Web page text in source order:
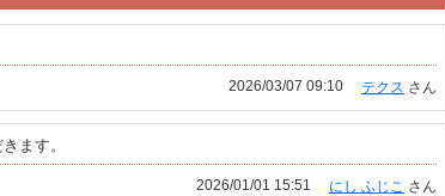
テクス さん
2026/03/07 09:10
ます。
にし ふじこ さん
2026/01/01 15:51